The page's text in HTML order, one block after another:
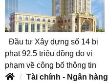
Đầu tư Xây dựng số 14 bị
phạt 92,5 triệu đồng do vi
phạm về công bố thông tin
Tài chính - Ngân hàng